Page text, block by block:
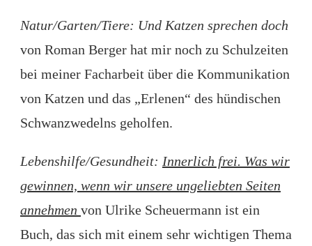
Natur/Garten/Tiere: Und Katzen sprechen doch
von Roman Berger hat mir noch zu Schulzeiten
bei meiner Facharbeit über die Kommunikation
von Katzen und das „Erlenen“ des hündischen
Schwanzwedelns geholfen.
Lebenshilfe/Gesundheit: Innerlich frei. Was wir
gewinnen, wenn wir unsere ungeliebten Seiten
annehmen von Ulrike Scheuermann ist ein
Buch, das sich mit einem sehr wichtigen Thema